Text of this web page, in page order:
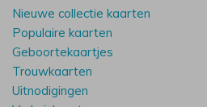
Nieuwe collectie kaarten
Populaire kaarten
Geboortekaartjes
Trouwkaarten
Uitnodigingen